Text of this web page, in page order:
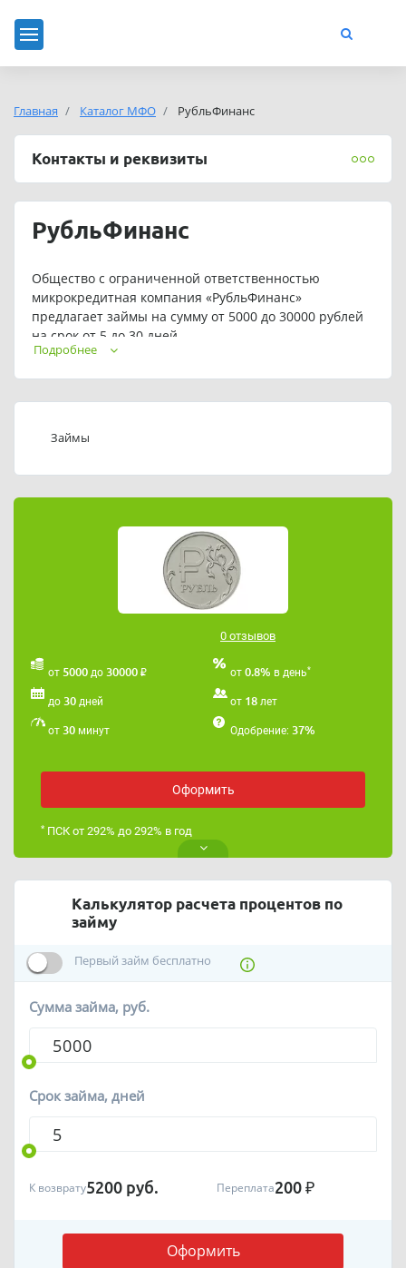
Главная Каталог МФО РубльФинанс
Контакты и реквизиты
РубльФинанс
Общество с ограниченной ответственностью
микрокредитная компания «РубльФинанс»
предлагает займы на сумму от 5000 до 30000 рублей
на срок от 5 до 30 дней.
индивидуальные условия кредитования.
«РубльФинанс»: 89217170647.
mfo.rubl@yandex.ru
Подробнее
Займы
0 отзывов
от 5000 до 30000 ₽ от 0.8% в день*
до 30 дней от 18 лет
от 30 минут Одобрение: 37%
Оформить
*ПСК от 292% до 292% в год
Калькулятор расчета процентов по
займу
Первый займ бесплатно
Сумма займа, руб.
Срок займа, дней
Оформить
К возврату5200 руб. Переплата200 ₽